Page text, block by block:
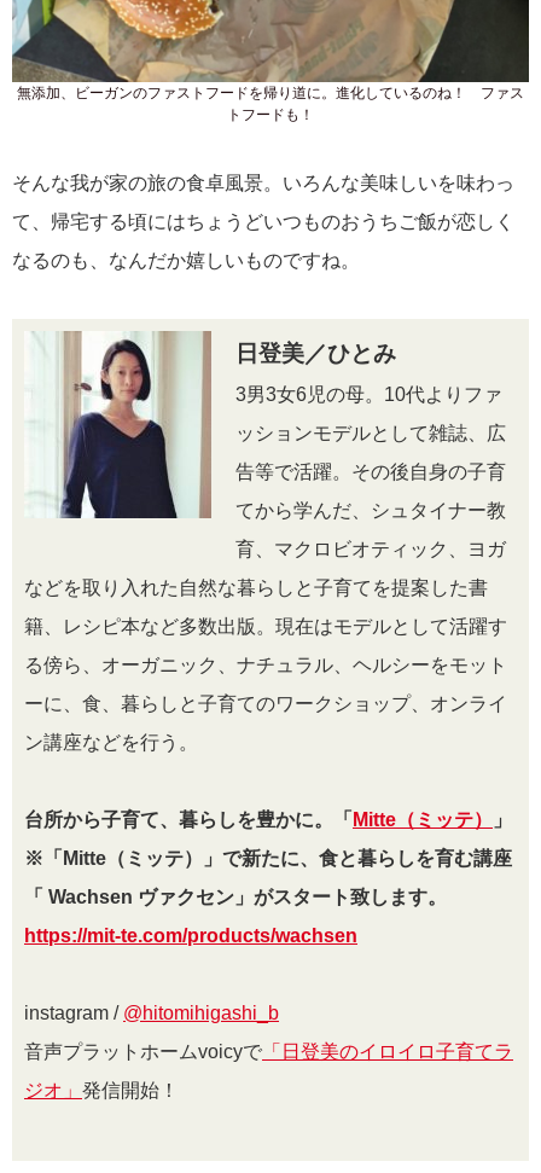
無添加、ビーガンのファストフードを帰り道に。進化しているのね！ ファス
トフードも！
そんな我が家の旅の食卓風景。いろんな美味しいを味わっ
て、帰宅する頃にはちょうどいつものおうちご飯が恋しく
なるのも、なんだか嬉しいものですね。
日登美／ひとみ
3男3女6児の母。10代よりファ
ッションモデルとして雑誌、広
告等で活躍。その後自身の子育
てから学んだ、シュタイナー教
育、マクロビオティック、ヨガ
などを取り入れた自然な暮らしと子育てを提案した書
籍、レシピ本など多数出版。現在はモデルとして活躍す
る傍ら、オーガニック、ナチュラル、ヘルシーをモット
ーに、食、暮らしと子育てのワークショップ、オンライ
ン講座などを行う。
台所から子育て、暮らしを豊かに。「 Mitte（ミッテ）
」
※「Mitte（ミッテ）」で新たに、食と暮らしを育む講座
「 Wachsen ヴァクセン」がスタート致します。
https://mit-te.com/products/wachsen
instagram / @hitomihigashi_b
音声プラットホームvoicyで 「日登美のイロイロ子育てラ
ジオ」 発信開始！